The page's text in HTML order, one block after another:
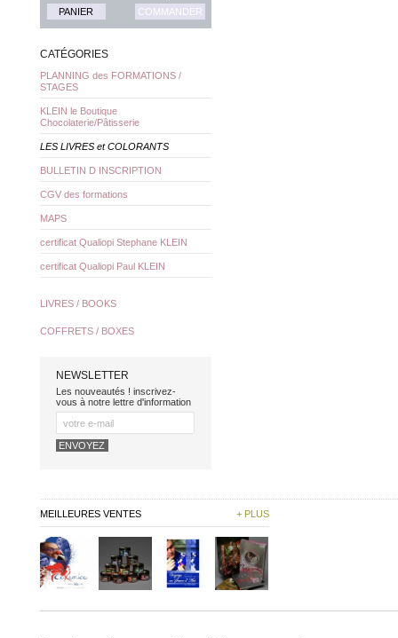
PANIER COMMANDER
CATÉGORIES
PLANNING des FORMATIONS /
STAGES
KLEIN le Boutique
Chocolaterie/Pâtisserie
LES LIVRES et COLORANTS
BULLETIN D INSCRIPTION
CGV des formations
MAPS
certificat Qualiopi Stephane KLEIN
certificat Qualiopi Paul KLEIN
LIVRES / BOOKS
COFFRETS / BOXES
NEWSLETTER
Les nouveautés ! inscrivez-
vous à notre lettre d'information
MEILLEURES VENTES + PLUS